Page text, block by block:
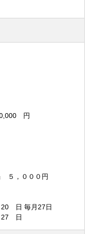
円
当 ５，０００円
日 毎月27日
27 日